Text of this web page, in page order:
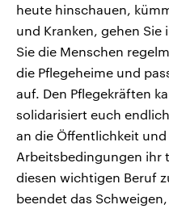
heute hinschauen,
und Kranken, gehen Sie
Sie die Menschen
die Pflegeheime und
auf. Den Pflegekräften
solidarisiert euch
an die Öffentlichkeit
Arbeitsbedingungen ihr
diesen wichtigen Beruf
beendet das